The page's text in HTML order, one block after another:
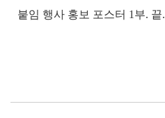
붙임 행사 홍보 포스터 1부. 끝.